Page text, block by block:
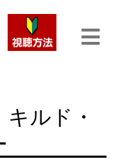
ルド・